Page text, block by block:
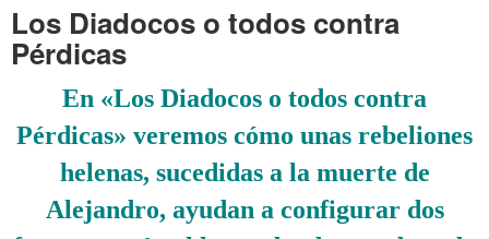
Los Diadocos o todos contra
Pérdicas
En «Los Diadocos o todos contra
Pérdicas» veremos cómo unas rebeliones
helenas, sucedidas a la muerte de
Alejandro, ayudan a configurar dos